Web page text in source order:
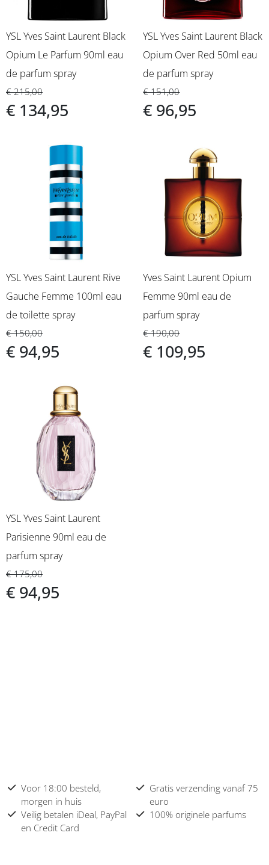
YSL Yves Saint Laurent Black
Opium Le Parfum 90ml eau
de parfum spray
€ 215,00
€ 134,95
YSL Yves Saint Laurent Black
Opium Over Red 50ml eau
de parfum spray
€ 151,00
€ 96,95
YSL Yves Saint Laurent Rive
Gauche Femme 100ml eau
de toilette spray
€ 150,00
€ 94,95
Yves Saint Laurent Opium
Femme 90ml eau de
parfum spray
€ 190,00
€ 109,95
YSL Yves Saint Laurent
Parisienne 90ml eau de
parfum spray
€ 175,00
€ 94,95
Voor 18:00 besteld,
morgen in huis
Gratis verzending vanaf 75
euro
Veilig betalen iDeal, PayPal
en Credit Card
100% originele parfums